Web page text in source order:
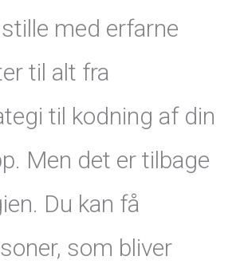
med erfarne
til alt fra
til kodning af din
Men det er tilbage
Du kan få
som bliver